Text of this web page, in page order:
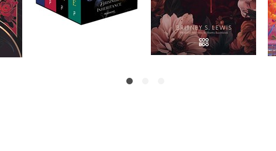
Do košíku
Do košíku
499 Kč
399 Kč